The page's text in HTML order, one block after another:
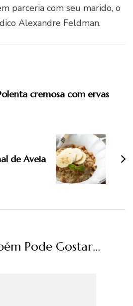
parceria com seu marido, o
Alexandre Feldman.
cremosa com ervas
de Aveia
Pode Gostar...